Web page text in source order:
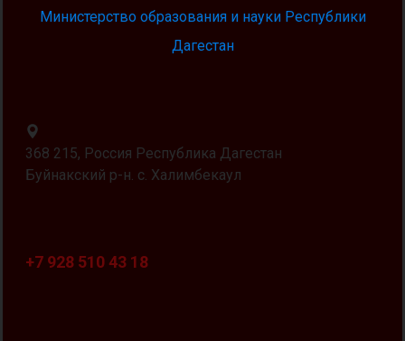
Министерство образования и науки Республики
Дагестан
368 215, Россия Республика Дагестан
Буйнакский р-н. с. Халимбекаул
+7 928 510 43 18